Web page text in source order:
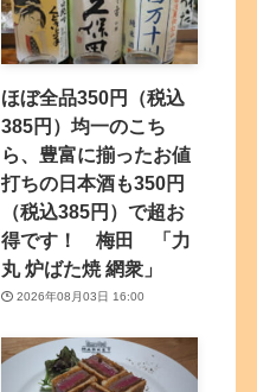
ほぼ全品350円（税込
385円）均一のこち
ら、豊富に揃ったお値
打ちの日本酒も350円
（税込385円）で超お
得です！ 梅田 「力
丸 炉ばた焼 網衆」
2026年08月03日 16:00